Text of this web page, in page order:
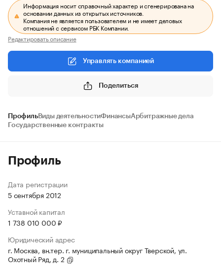
Информация носит справочный характер и сгенерирована на
основании данных из открытых источников.
Компания не является пользователем и не имеет деловых
отношений с сервисом РБК Компании.
Редактировать описание
Управлять компанией
Поделиться
ПрофильВиды деятельностиФинансыАрбитражные дела
Государственные контракты
Профиль
Дата регистрации
5 сентября 2012
Уставной капитал
1 738 010 000 ₽
Юридический адрес
г. Москва, вн.тер. г. муниципальный округ Тверской, ул.
Охотный Ряд, д. 2